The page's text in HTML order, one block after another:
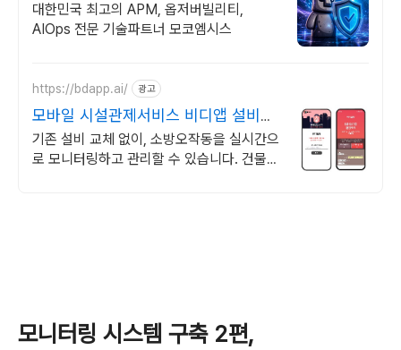
대한민국 최고의 APM, 옵저버빌리티,
AIOps 전문 기술파트너 모코엠시스
https://bdapp.ai/ 광고
모바일 시설관제서비스 비디앱 설비를
실시간 모니터링
기존 설비 교체 없이, 소방오작동을 실시간으
로 모니터링하고 관리할 수 있습니다. 건물
모니터링 시스템 구축 2편,